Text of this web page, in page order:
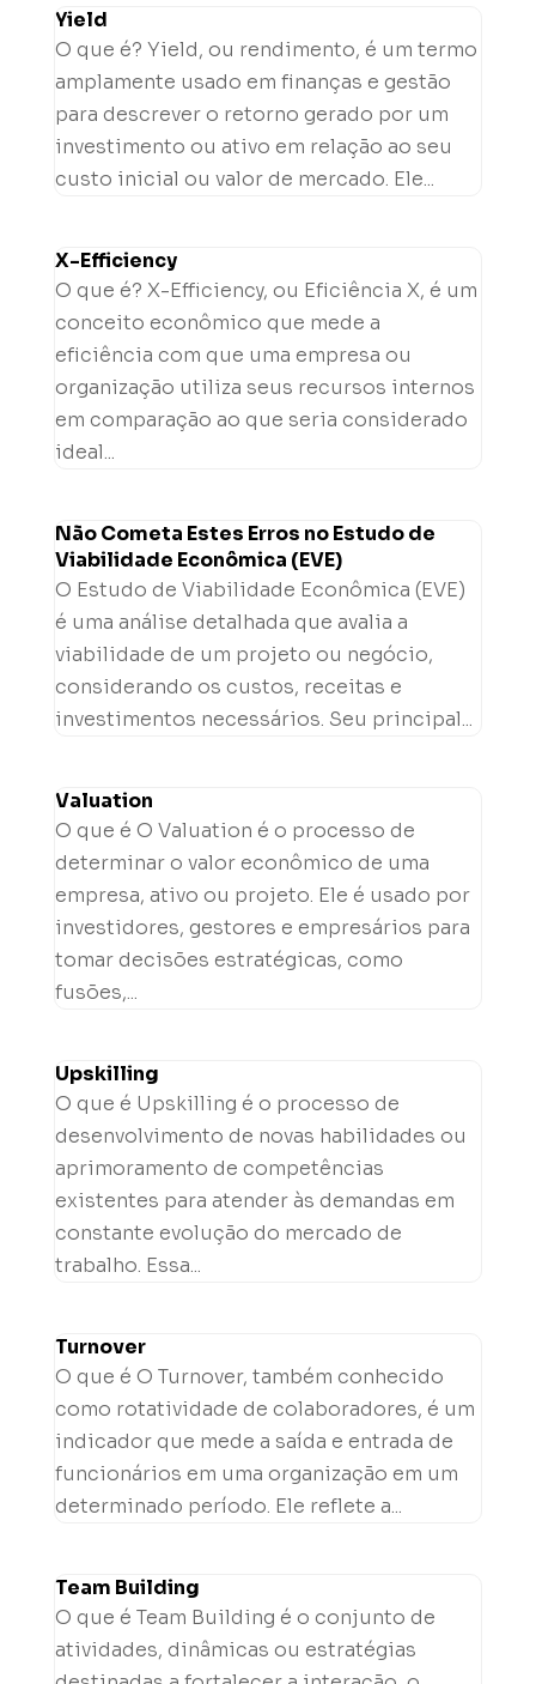
Yield
O que é? Yield, ou rendimento, é um termo
amplamente usado em finanças e gestão
para descrever o retorno gerado por um
investimento ou ativo em relação ao seu
custo inicial ou valor de mercado. Ele...
X-Efficiency
O que é? X-Efficiency, ou Eficiência X, é um
conceito econômico que mede a
eficiência com que uma empresa ou
organização utiliza seus recursos internos
em comparação ao que seria considerado
ideal...
Não Cometa Estes Erros no Estudo de
Viabilidade Econômica (EVE)
O Estudo de Viabilidade Econômica (EVE)
é uma análise detalhada que avalia a
viabilidade de um projeto ou negócio,
considerando os custos, receitas e
investimentos necessários. Seu principal...
Valuation
O que é O Valuation é o processo de
determinar o valor econômico de uma
empresa, ativo ou projeto. Ele é usado por
investidores, gestores e empresários para
tomar decisões estratégicas, como
fusões,...
Upskilling
O que é Upskilling é o processo de
desenvolvimento de novas habilidades ou
aprimoramento de competências
existentes para atender às demandas em
constante evolução do mercado de
trabalho. Essa...
Turnover
O que é O Turnover, também conhecido
como rotatividade de colaboradores, é um
indicador que mede a saída e entrada de
funcionários em uma organização em um
determinado período. Ele reflete a...
Team Building
O que é Team Building é o conjunto de
atividades, dinâmicas ou estratégias